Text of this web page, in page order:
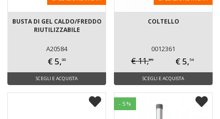
BUSTA DI GEL CALDO/FREDDO
RIUTILIZZABILE
A20584
€ 5,00
SCEGLI E ACQUISTA
COLTELLO
0012361
€ 11,09 € 5,54
SCEGLI E ACQUISTA
- 5 %